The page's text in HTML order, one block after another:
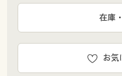
お気
在庫